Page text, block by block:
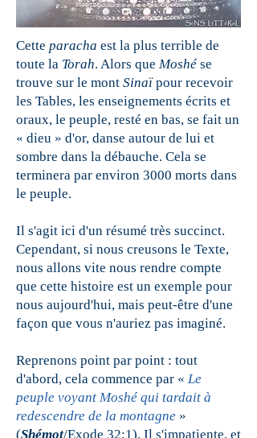
Cette paracha est la plus terrible de
toute la Torah. Alors que Moshé se
trouve sur le mont Sinaïpour recevoir
les Tables, les enseignements écrits et
oraux, le peuple, resté en bas, se fait un
« dieu » d'or, danse autour de lui et
sombre dans la débauche. Cela se
terminera par environ 3000 morts dans
le peuple.
Il s'agit ici d'un résumé très succinct.
Cependant, si nous creusons le Texte,
nous allons vite nous rendre compte
que cette histoire est un exemple pour
nous aujourd'hui, mais peut-être d'une
façon que vous n'auriez pas imaginé.
Reprenons point par point : tout
d'abord, cela commence par « Le
peuple voyant Moshé qui tardait à
redescendre de la montagne »
(Shémot/Exode 32:1). Il s'impatiente, et